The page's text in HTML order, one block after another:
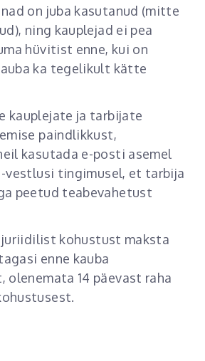
on juba kasutanud (mitte
ning kauplejad ei pea
hüvitist enne, kui on
ka tegelikult kätte
kauplejate ja tarbijate
paindlikkust,
kasutada e-posti asemel
-vestlusi tingimusel, et tarbija
peetud teabevahetust
juriidilist kohustust maksta
enne kauba
olenemata 14 päevast raha